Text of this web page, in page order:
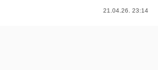
21.04.26. 23:14